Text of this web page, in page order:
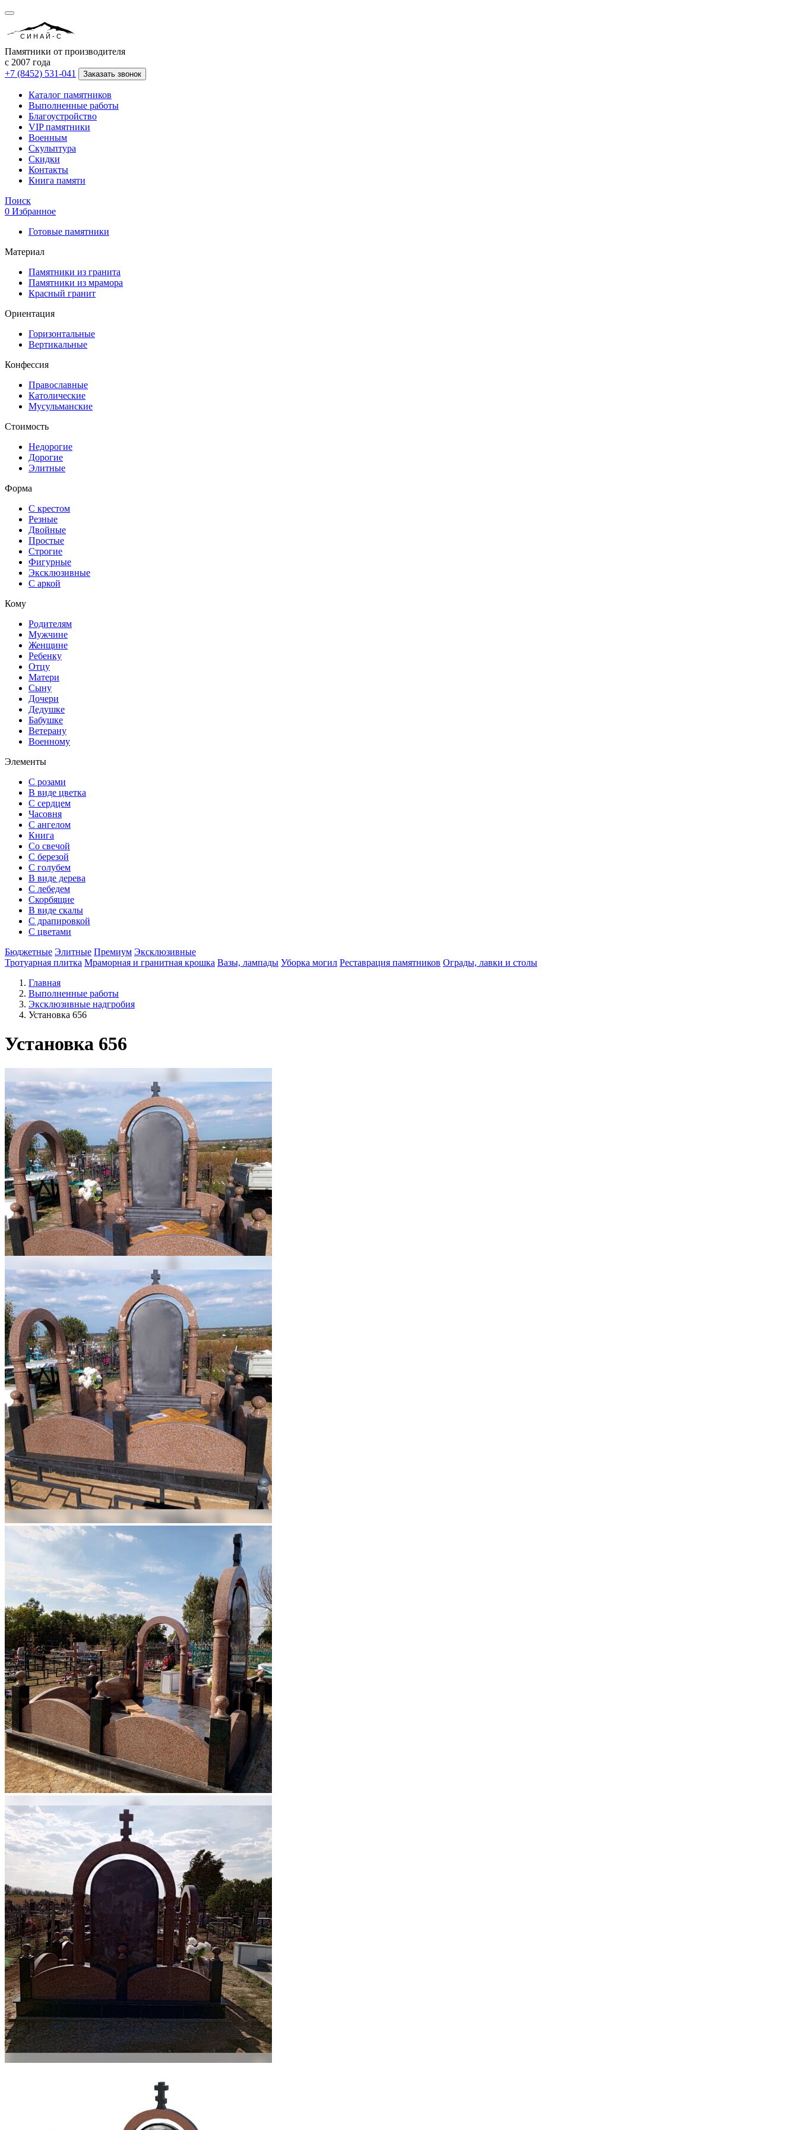
СИНАЙ-С
Памятники от производителя
с 2007 года
+7 (8452) 531-041
Заказать звонок
Каталог памятников
Выполненные работы
Благоустройство
VIP памятники
Военным
Скульптура
Скидки
Контакты
Книга памяти
Поиск
0 Избранное
Готовые памятники
Материал
Памятники из гранита
Памятники из мрамора
Красный гранит
Ориентация
Горизонтальные
Вертикальные
Конфессия
Православные
Католические
Мусульманские
Стоимость
Недорогие
Дорогие
Элитные
Форма
С крестом
Резные
Двойные
Простые
Строгие
Фигурные
Эксклюзивные
С аркой
Кому
Родителям
Мужчине
Женщине
Ребенку
Отцу
Матери
Сыну
Дочери
Дедушке
Бабушке
Ветерану
Военному
Элементы
С розами
В виде цветка
С сердцем
Часовня
С ангелом
Книга
Со свечой
С березой
С голубем
В виде дерева
С лебедем
Скорбящие
В виде скалы
С драпировкой
С цветами
Бюджетные Элитные Премиум Эксклюзивные
Тротуарная плитка Мраморная и гранитная крошка Вазы, лампады Уборка могил Реставрация памятников Ограды, лавки и столы
Главная
Выполненные работы
Эксклюзивные надгробия
Установка 656
Установка 656